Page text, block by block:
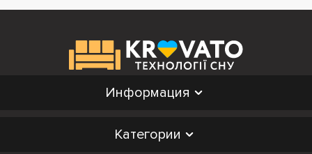
Информация
Категории